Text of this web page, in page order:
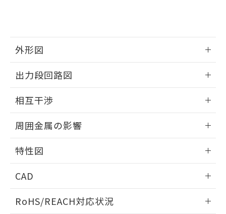
外形図
外形図
出力段回路図
出力段回路図
相互干渉
相互干渉
周囲金属の影響
周囲金属の影響
特性図
検出物体の大きさと材質による影響
CAD
ドすることができます。
RoHS/REACH対応状況
※当社の共同利用者とは、"個人情報
用者の範囲」に記載されている法人を
指します。
EU RoHS指令（10物質）の非含有証明書
51物質の非含有証明書（当社基準）
ものではありません。
また、RoHS指令のフタル酸エステル類４
物質の対応では、対応完了までの期間は出
荷製品に未対応品が混在することから備考
欄に対応日を記載しておりました。
既に当社にて対応品への在庫切替を完了
り、2022年1月12日より割愛しておりま
す。